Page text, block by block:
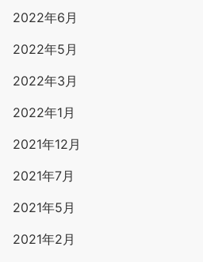
2022年6月
2022年5月
2022年3月
2022年1月
2021年12月
2021年7月
2021年5月
2021年2月